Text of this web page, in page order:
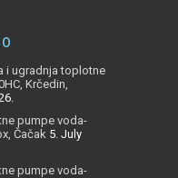
i ugradnja toplotne
Krčedin,
pumpe voda-
Čačak 5. July
pumpe voda-